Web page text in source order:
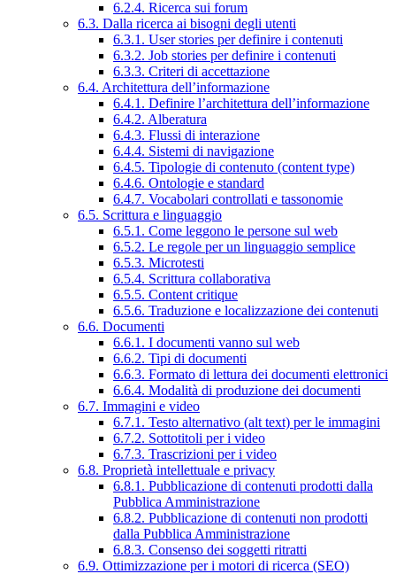
6.2.4. Ricerca sui forum
6.3. Dalla ricerca ai bisogni degli utenti
6.3.1. User stories per definire i contenuti
6.3.2. Job stories per definire i contenuti
6.3.3. Criteri di accettazione
6.4. Architettura dell’informazione
6.4.1. Definire l’architettura dell’informazione
6.4.2. Alberatura
6.4.3. Flussi di interazione
6.4.4. Sistemi di navigazione
6.4.5. Tipologie di contenuto (content type)
6.4.6. Ontologie e standard
6.4.7. Vocabolari controllati e tassonomie
6.5. Scrittura e linguaggio
6.5.1. Come leggono le persone sul web
6.5.2. Le regole per un linguaggio semplice
6.5.3. Microtesti
6.5.4. Scrittura collaborativa
6.5.5. Content critique
6.5.6. Traduzione e localizzazione dei contenuti
6.6. Documenti
6.6.1. I documenti vanno sul web
6.6.2. Tipi di documenti
6.6.3. Formato di lettura dei documenti elettronici
6.6.4. Modalità di produzione dei documenti
6.7. Immagini e video
6.7.1. Testo alternativo (alt text) per le immagini
6.7.2. Sottotitoli per i video
6.7.3. Trascrizioni per i video
6.8. Proprietà intellettuale e privacy
6.8.1. Pubblicazione di contenuti prodotti dalla
Pubblica Amministrazione
6.8.2. Pubblicazione di contenuti non prodotti
dalla Pubblica Amministrazione
6.8.3. Consenso dei soggetti ritratti
6.9. Ottimizzazione per i motori di ricerca (SEO)